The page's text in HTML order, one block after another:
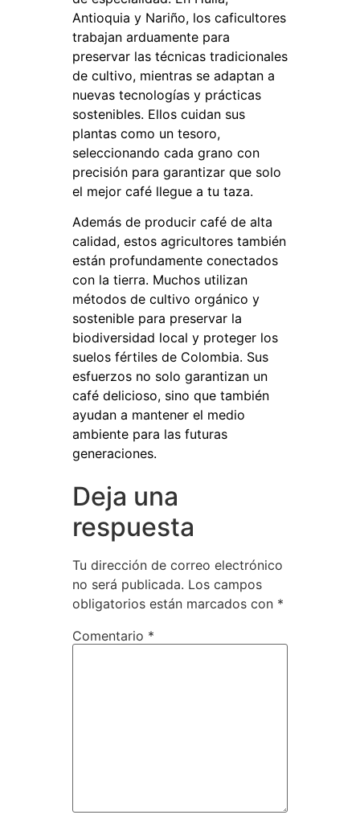
Antioquia y Nariño, los caficultores
trabajan arduamente para
preservar las técnicas tradicionales
de cultivo, mientras se adaptan a
nuevas tecnologías y prácticas
sostenibles. Ellos cuidan sus
plantas como un tesoro,
seleccionando cada grano con
precisión para garantizar que solo
el mejor café llegue a tu taza.
Además de producir café de alta
calidad, estos agricultores también
están profundamente conectados
con la tierra. Muchos utilizan
métodos de cultivo orgánico y
sostenible para preservar la
biodiversidad local y proteger los
suelos fértiles de Colombia. Sus
esfuerzos no solo garantizan un
café delicioso, sino que también
ayudan a mantener el medio
ambiente para las futuras
generaciones.
Deja una
respuesta
Tu dirección de correo electrónico
no será publicada. Los campos
obligatorios están marcados con *
Comentario *